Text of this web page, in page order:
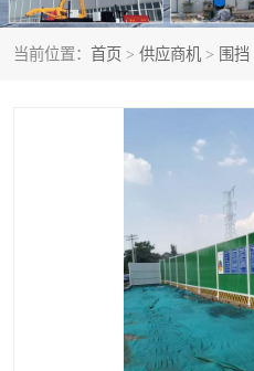
当前位置： 首页 > 供应商机 > 围挡
建筑围挡
生产加工单板复合围挡 市